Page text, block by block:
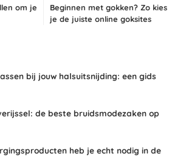
om je
Beginnen met gokken? Zo kies
je de juiste online goksites
bij jouw halsuitsnijding: een gids
de beste bruidsmodezaken op
heb je echt nodig in de